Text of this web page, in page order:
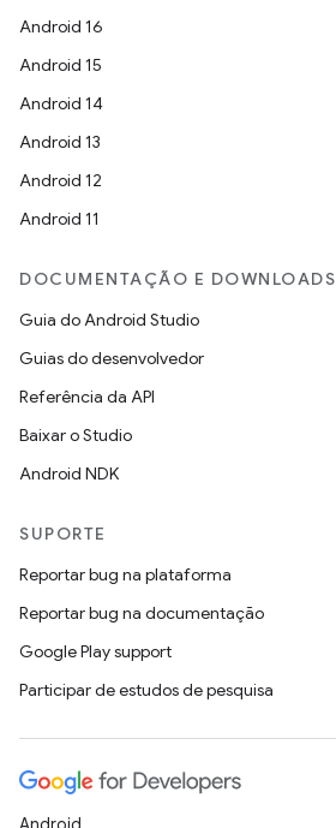
Android 16
Android 15
Android 14
Android 13
Android 12
Android 11
DOCUMENTAÇÃO E DOWNLOADS
Guia do Android Studio
Guias do desenvolvedor
Referência da API
Baixar o Studio
Android NDK
SUPORTE
Reportar bug na plataforma
Reportar bug na documentação
Google Play support
Participar de estudos de pesquisa